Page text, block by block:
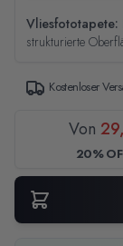
Vliesfototapete:
strukturierte
Kostenloser
Von
20%